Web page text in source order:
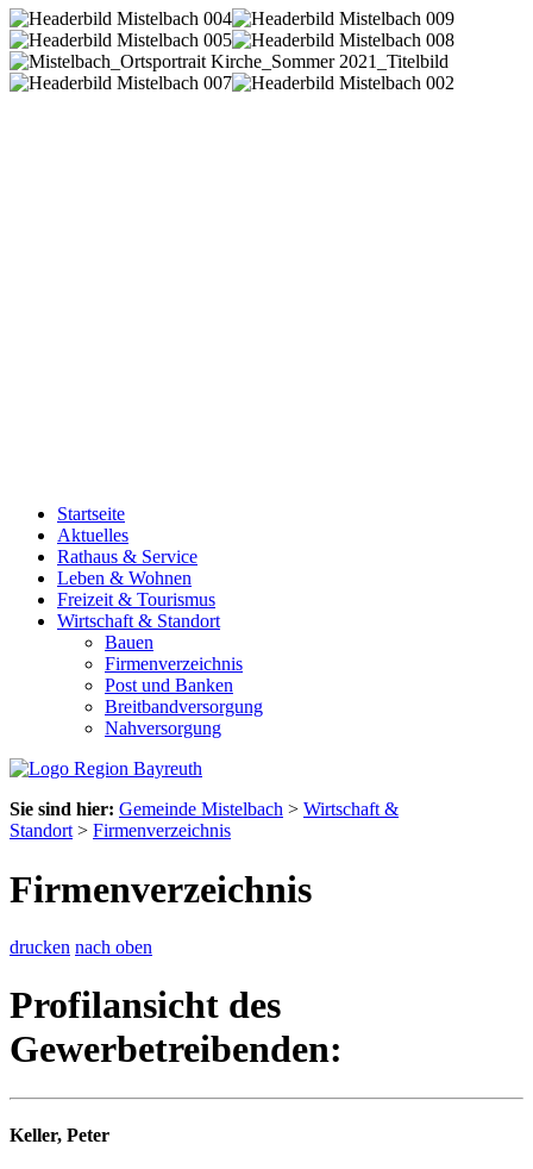
Startseite
Aktuelles
Rathaus & Service
Leben & Wohnen
Freizeit & Tourismus
Wirtschaft & Standort
Bauen
Firmenverzeichnis
Post und Banken
Breitbandversorgung
Nahversorgung
Sie sind hier: Gemeinde Mistelbach > Wirtschaft &
Standort > Firmenverzeichnis
Firmenverzeichnis
drucken nach oben
Profilansicht des
Gewerbetreibenden:
Keller, Peter